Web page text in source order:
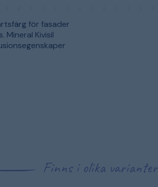
för fasader
Kivisil
Finns i olika varianter